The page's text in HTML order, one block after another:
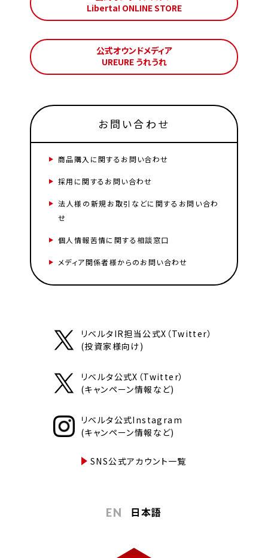
Liberta! ONLINE STORE
公式オウンドメディア
UREURE うれうれ
お問い合わせ
商品購入に関するお問い合わせ
採用に関するお問い合わせ
法人様の新規お取引などに関するお問い合わ
せ
個人情報苦情に関する相談窓口
メディア関係者様からのお問い合わせ
リベルタIR担当公式X（Twitter）
(投資家様向け)
リベルタ公式X（Twitter）
(キャンペーン情報など)
リベルタ公式Instagram
(キャンペーン情報など)
SNS公式アカウント一覧
EN 日本語